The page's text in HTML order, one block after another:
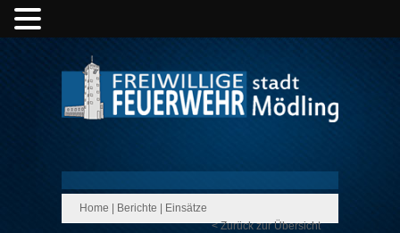
Home Berichte
Einsätze
< Zurück zur Übersicht